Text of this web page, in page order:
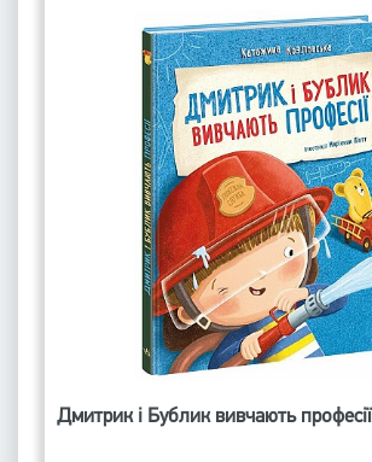
Дмитрик і Бублик вивчають професії